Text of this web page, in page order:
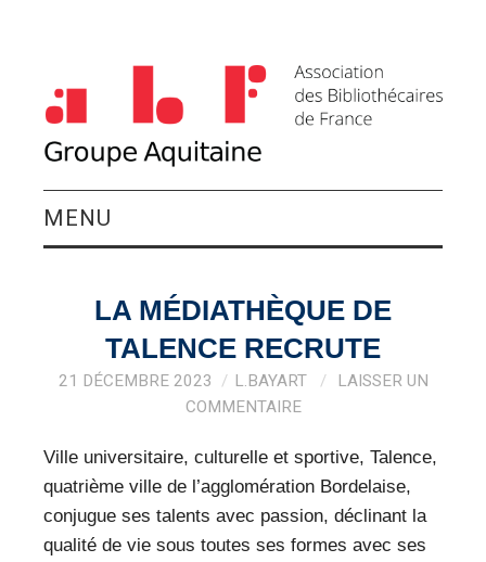
MENU
ACTIVITÉS DU
GROUPE
VEILLE PRO
RESSOURCES
LA MÉDIATHÈQUE DE
TALENCE RECRUTE
21 DÉCEMBRE 2023 L.BAYART
LAISSER UN
COMMENTAIRE
Ville universitaire, culturelle et sportive, Talence,
quatrième ville de l’agglomération Bordelaise,
conjugue ses talents avec passion, déclinant la
qualité de vie sous toutes ses formes avec ses